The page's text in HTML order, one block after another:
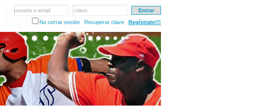
usuario o email
clave
No cerrar sesión
Recuperar clave Regístrate!!!